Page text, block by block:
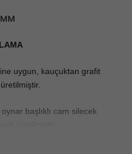
uygun, kauçuktan grafit
başlıklı cam silecek